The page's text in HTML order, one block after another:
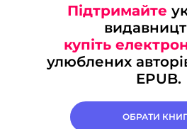
Підтримайте
купіть
улюблених
EPUB.
ОБРАТИ